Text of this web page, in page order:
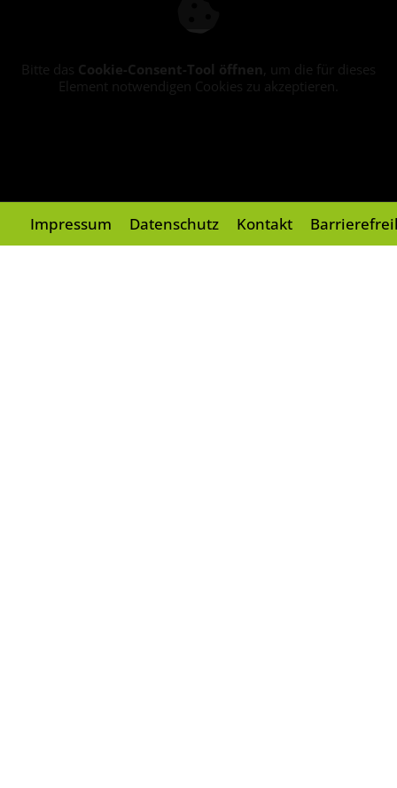
Bitte das Cookie-Consent-Tool öffnen , um die für dieses
Element notwendigen Cookies zu akzeptieren.
Impressum Datenschutz Kontakt